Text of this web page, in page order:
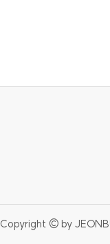
Copyright © by